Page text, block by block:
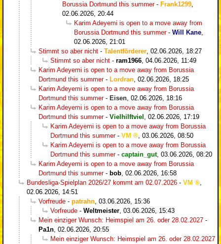
Borussia Dortmund this summer- Frank1299,
02.06.2026, 20:44
Karim Adeyemi is open to a move away from
Borussia Dortmund this summer- Will Kane,
02.06.2026, 21:01
Stimmt so aber nicht - Talentförderer, 02.06.2026, 18:27
Stimmt so aber nicht - ram1966, 04.06.2026, 11:49
Karim Adeyemi is open to a move away from Borussia
Dortmund this summer- Lordran, 02.06.2026, 18:25
Karim Adeyemi is open to a move away from Borussia
Dortmund this summer- Eisen, 02.06.2026, 18:16
Karim Adeyemi is open to a move away from Borussia
Dortmund this summer- Vielhilftviel , 02.06.2026, 17:19
Karim Adeyemi is open to a move away from Borussia
Dortmund this summer- VM , 03.06.2026, 08:50
Karim Adeyemi is open to a move away from Borussia
Dortmund this summer- captain_gut, 03.06.2026, 08:20
Karim Adeyemi is open to a move away from Borussia
Dortmund this summer- bob, 02.06.2026, 16:58
Bundesliga-Spielplan 2026/27 kommt am 02.07.2026 - VM
,
02.06.2026, 14:51
Vorfreude - patrahn, 03.06.2026, 15:36
Vorfreude - Weltmeister, 03.06.2026, 15:43
Mein einziger Wunsch: Heimspiel am 26. oder 28.02.2027 -
Pa1n, 02.06.2026, 20:55
Mein einziger Wunsch: Heimspiel am 26. oder 28.02.2027